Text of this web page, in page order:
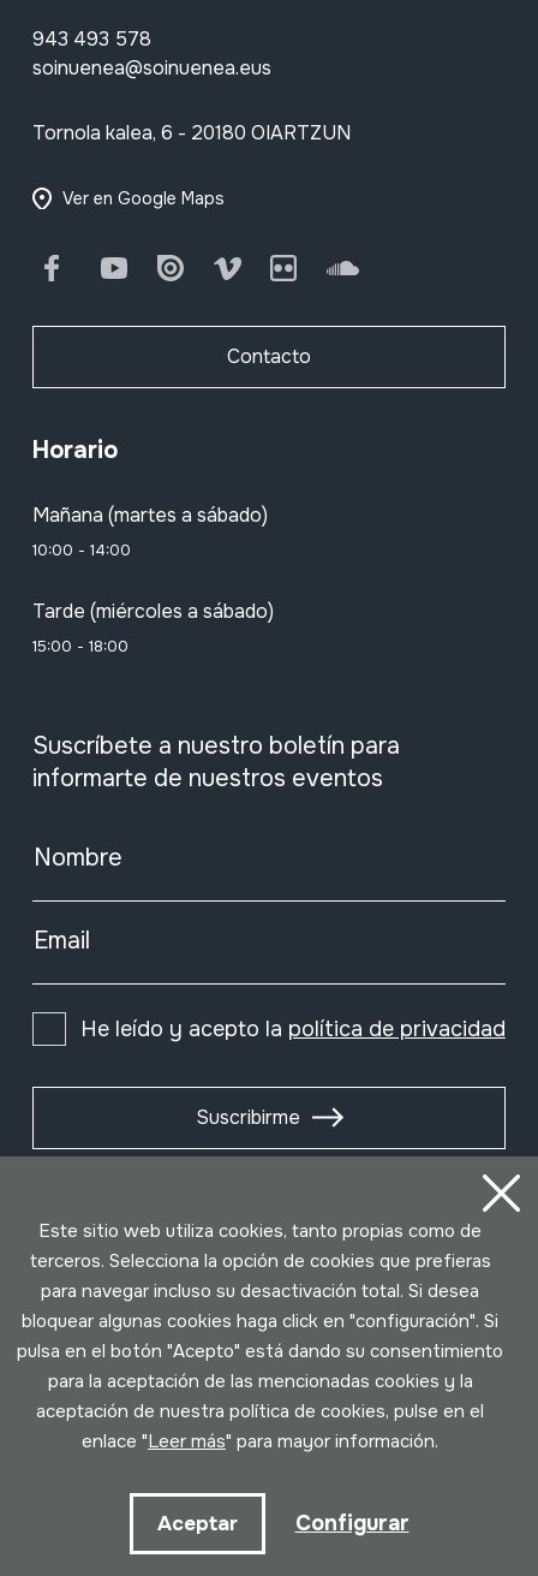
943 493 578
soinuenea@soinuenea.eus
Tornola kalea, 6 - 20180 OIARTZUN
Ver en Google Maps
FacebookYoutube Issuu Vimeo Flickr SoundCloud
Contacto
Horario
Mañana (martes a sábado)
10:00 - 14:00
Tarde (miércoles a sábado)
15:00 - 18:00
Suscríbete a nuestro boletín para
informarte de nuestros eventos
Nombre
Email
He leído y acepto la política de privacidad
Suscribirme
Política de cookies
Desarrollado por Lotura
Este sitio web utiliza cookies, tanto propias como de
terceros. Selecciona la opción de cookies que prefieras
para navegar incluso su desactivación total. Si desea
bloquear algunas cookies haga click en "configuración". Si
pulsa en el botón "Acepto" está dando su consentimiento
para la aceptación de las mencionadas cookies y la
aceptación de nuestra política de cookies, pulse en el
enlace "Leer más" para mayor información.
Aceptar Configurar